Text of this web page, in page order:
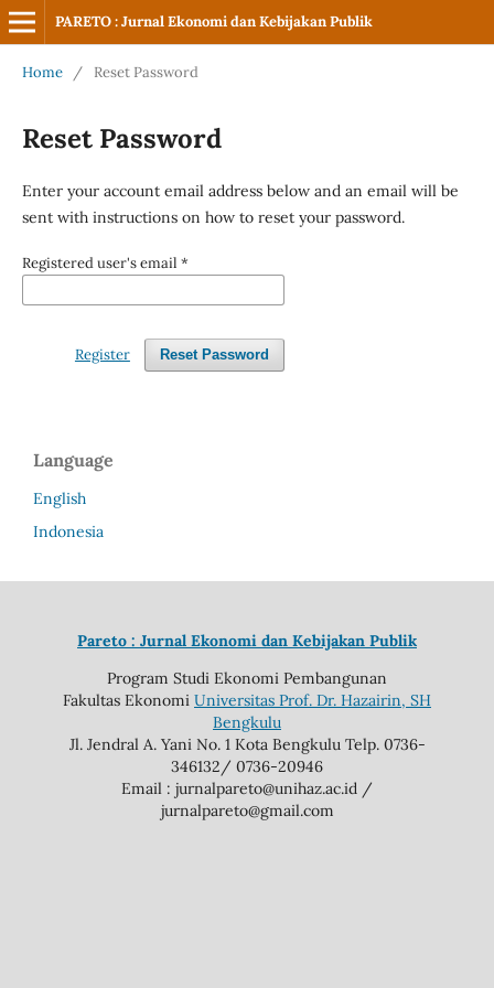
PARETO : Jurnal Ekonomi dan Kebijakan Publik
Home / Reset Password
Reset Password
Enter your account email address below and an email will be
sent with instructions on how to reset your password.
Registered user's email *
Reset Password
Register
Language
English
Indonesia
Pareto : Jurnal Ekonomi dan Kebijakan Publik
Program Studi Ekonomi Pembangunan
Fakultas Ekonomi Universitas Prof. Dr. Hazairin, SH
Bengkulu
Jl. Jendral A. Yani No. 1 Kota Bengkulu Telp. 0736-
346132/ 0736-20946
Email : jurnalpareto@unihaz.ac.id /
jurnalpareto@gmail.com